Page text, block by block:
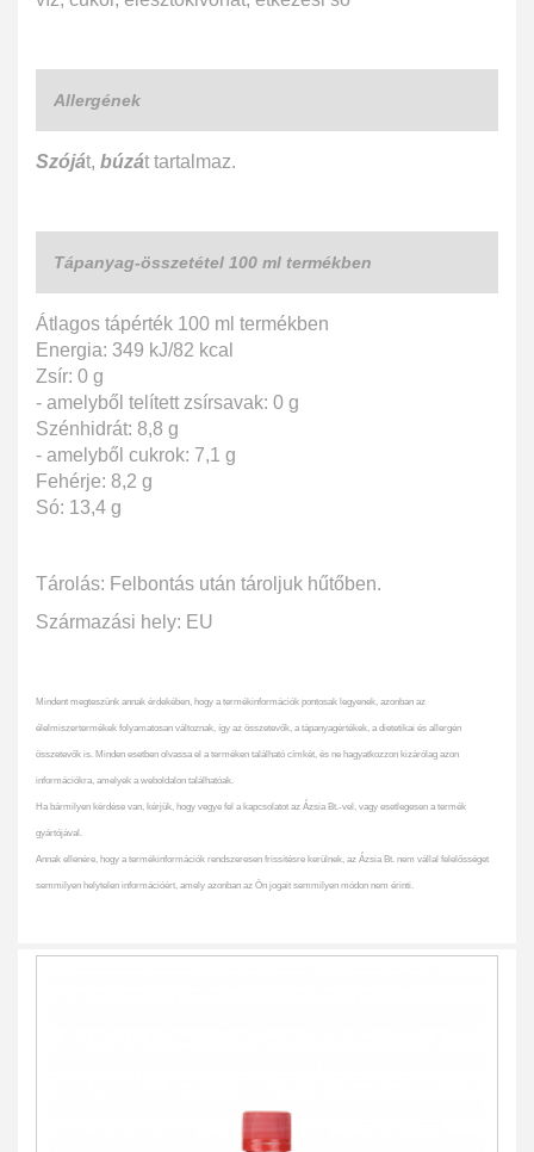
Allergének
Szóját, búzát tartalmaz.
Tápanyag-összetétel 100 ml termékben
Átlagos tápérték 100 ml termékben
Energia: 349 kJ/82 kcal
Zsír: 0 g
- amelyből telített zsírsavak: 0 g
Szénhidrát: 8,8 g
- amelyből cukrok: 7,1 g
Fehérje: 8,2 g
Só: 13,4 g
Tárolás: Felbontás után tároljuk hűtőben.
Származási hely: EU
Mindent megteszünk annak érdekében, hogy a termékinformációk pontosak legyenek, azonban az
élelmiszertermékek folyamatosan változnak, így az összetevők, a tápanyagértékek, a dietetikai és allergén
összetevők is. Minden esetben olvassa el a terméken található címkét, és ne hagyatkozzon kizárólag azon
információkra, amelyek a weboldalon találhatóak.
Ha bármilyen kérdése van, kérjük, hogy vegye fel a kapcsolatot az Ázsia Bt.-vel, vagy esetlegesen a termék
gyártójával.
Annak ellenére, hogy a termékinformációk rendszeresen frissítésre kerülnek, az Ázsia Bt. nem vállal felelősséget
semmilyen helytelen információért, amely azonban az Ön jogait semmilyen módon nem érinti.